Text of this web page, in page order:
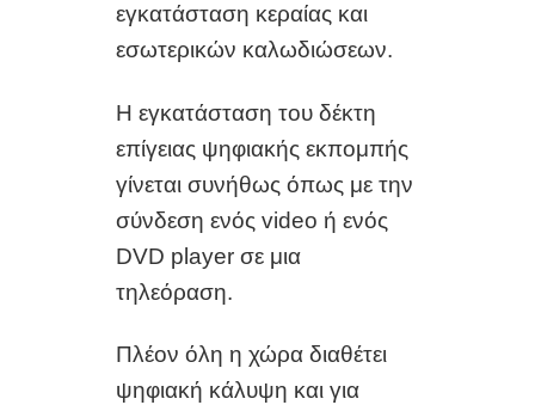
εγκατάσταση κεραίας και
εσωτερικών καλωδιώσεων.
Η εγκατάσταση του δέκτη
επίγειας ψηφιακής εκπομπής
γίνεται συνήθως όπως με την
σύνδεση ενός video ή ενός
DVD player σε μια
τηλεόραση.
Πλέον όλη η χώρα διαθέτει
ψηφιακή κάλυψη και για